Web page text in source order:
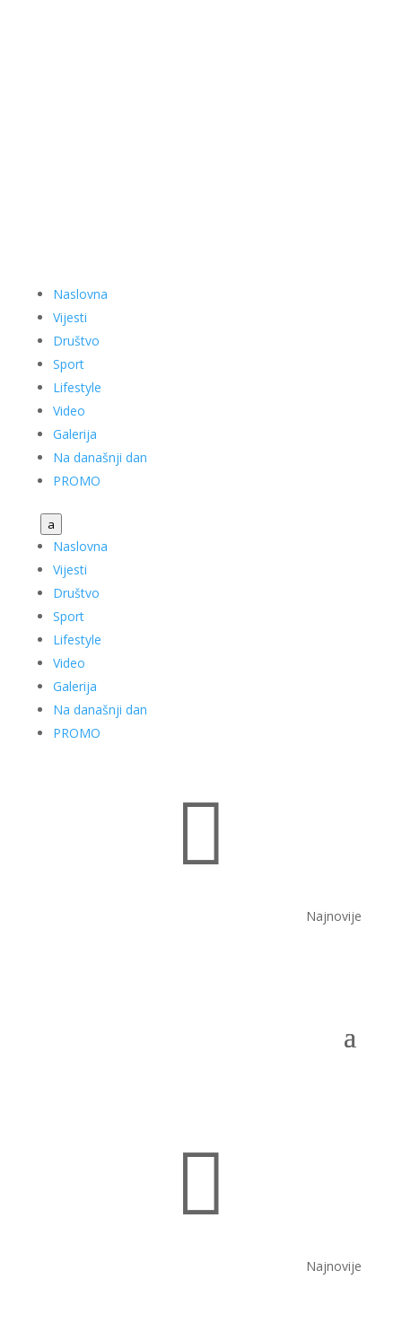
Naslovna
Vijesti
Društvo
Sport
Lifestyle
Video
Galerija
Na današnji dan
PROMO
a
Naslovna
Vijesti
Društvo
Sport
Lifestyle
Video
Galerija
Na današnji dan
PROMO

Najnovije

Najnovije